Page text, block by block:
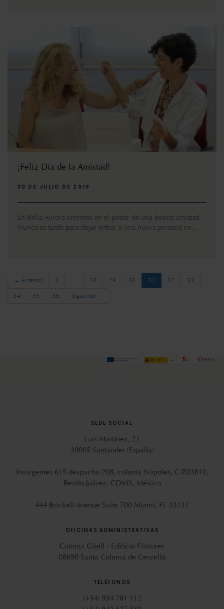
¡Feliz Día de la Amistad!
30 DE JULIO DE 2019
En Bella Aurora creemos en el poder de una bonita amistad.
Nunca es tarde para dejar entrar a una nueva persona en...
← Anterior 1 28 29 30 31 (current)
32 33
34 35 36 Siguiente →
SEDE SOCIAL
Luis Martínez, 21
39005 Santander (España)
Insurgentes 615 despacho 208, colonia Nápoles, C.P.03810,
Benito Juárez, CDMX, México
444 Brickell Avenue Suite 700 Miami, FL 33131
OFICINAS ADMINISTRATIVAS
Colonia Güell - Edificio Filatures
08690 Santa Coloma de Cervelló
TELÉFONOS
(+34) 934 781 112